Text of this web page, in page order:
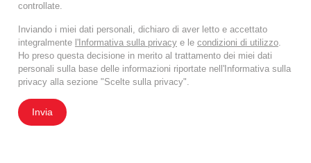
controllate.
Inviando i miei dati personali, dichiaro di aver letto e accettato
integralmente l'Informativa sulla privacy e le condizioni di utilizzo.
Ho preso questa decisione in merito al trattamento dei miei dati
personali sulla base delle informazioni riportate nell'Informativa sulla
privacy alla sezione "Scelte sulla privacy".
Invia